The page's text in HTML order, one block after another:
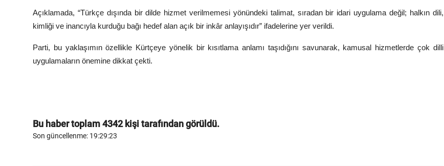
Açıklamada, “Türkçe dışında bir dilde hizmet verilmemesi yönündeki talimat, sıradan bir idari uygulama değil; halkın dili,
kimliği ve inancıyla kurduğu bağı hedef alan açık bir inkâr anlayışıdır” ifadelerine yer verildi.
Parti, bu yaklaşımın özellikle Kürtçeye yönelik bir kısıtlama anlamı taşıdığını savunarak, kamusal hizmetlerde çok dilli
uygulamaların önemine dikkat çekti.
Bu haber toplam4342kişi tarafından görüldü.
Son güncellenme: 19:29:23